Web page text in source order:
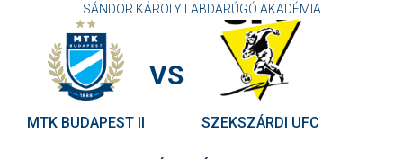
SÁNDOR KÁROLY LABDARÚGÓ AKADÉMIA
MTK BUDAPEST II
VS
SZEKSZÁRDI UFC